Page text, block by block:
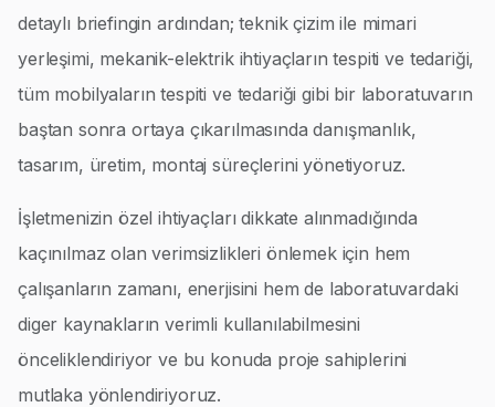
detaylı briefingin ardından; teknik çizim ile mimari
yerleşimi, mekanik-elektrik ihtiyaçların tespiti ve tedariği,
tüm mobilyaların tespiti ve tedariği gibi bir laboratuvarın
baştan sonra ortaya çıkarılmasında danışmanlık,
tasarım, üretim, montaj süreçlerini yönetiyoruz.
İşletmenizin özel ihtiyaçları dikkate alınmadığında
kaçınılmaz olan verimsizlikleri önlemek için hem
çalışanların zamanı, enerjisini hem de laboratuvardaki
diger kaynakların verimli kullanılabilmesini
önceliklendiriyor ve bu konuda proje sahiplerini
mutlaka yönlendiriyoruz.